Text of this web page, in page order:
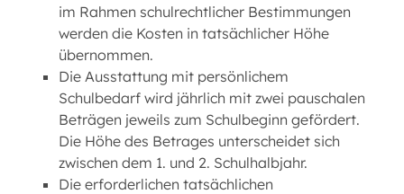
im Rahmen schulrechtlicher Bestimmungen
werden die Kosten in tatsächlicher Höhe
übernommen.
Die Ausstattung mit persönlichem
Schulbedarf wird jährlich mit zwei pauschalen
Beträgen jeweils zum Schulbeginn gefördert.
Die Höhe des Betrages unterscheidet sich
zwischen dem 1. und 2. Schulhalbjahr.
Die erforderlichen tatsächlichen